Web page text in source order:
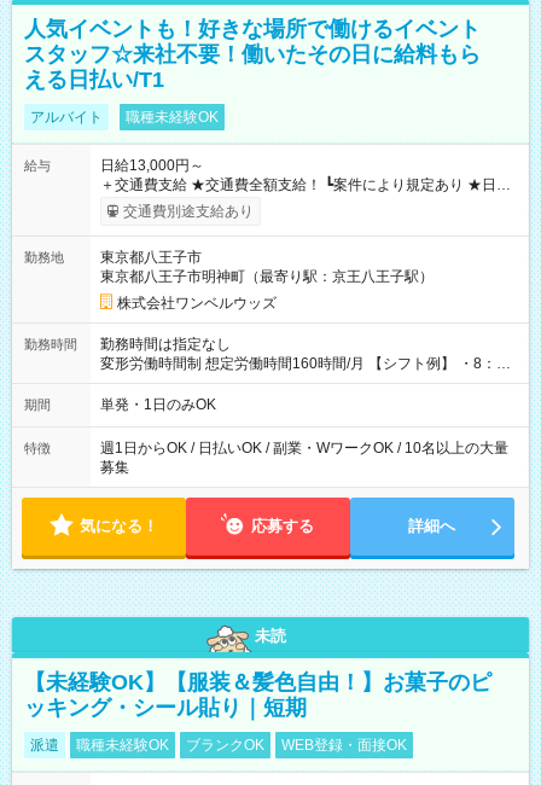
人気イベントも！好きな場所で働けるイベント
スタッフ☆来社不要！働いたその日に給料もら
える日払い/T1
アルバイト 職種未経験OK
給与
日給13,000円～
＋交通費支給 ★交通費全額支給！ ┗案件により規定あり ★日払
いOK！（規定あり） ┗働いたその日に現金GET♪ お仕事後はコ
ンビニATMから 日払い分を引き落とせます！ 【試用期間】試
交通費別途支給あり
勤務地
東京都八王子市
東京都八王子市明神町（最寄り駅：京王八王子駅）
株式会社ワンベルウッズ
勤務時間
勤務時間は指定なし
変形労働時間制 想定労働時間160時間/月 【シフト例】 ・8：00
～21：00
期間 単発・1日のみOK
特徴
週1日からOK / 日払いOK / 副業・WワークOK / 10名以上の大量
募集
気になる！ 応募する 詳細へ
未読
【未経験OK】【服装＆髪色自由！】お菓子のピ
ッキング・シール貼り｜短期
派遣 職種未経験OK ブランクOK WEB登録・面接OK